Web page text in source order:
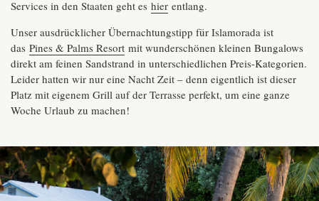
Services in den Staaten geht es hier entlang.
Unser ausdrücklicher Übernachtungstipp für Islamorada ist
das Pines & Palms Resort mit wunderschönen kleinen Bungalows
direkt am feinen Sandstrand in unterschiedlichen Preis-Kategorien.
Leider hatten wir nur eine Nacht Zeit – denn eigentlich ist dieser
Platz mit eigenem Grill auf der Terrasse perfekt, um eine ganze
Woche Urlaub zu machen!